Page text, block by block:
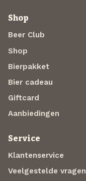
Shop
Beer Club
Shop
Bierpakket
Bier cadeau
Giftcard
Aanbiedingen
Service
Klantenservice
Veelgestelde vragen